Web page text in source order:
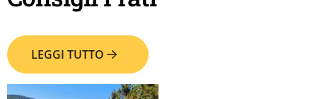
LEGGI TUTTO